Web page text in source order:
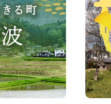
町
観
光
サ
イ